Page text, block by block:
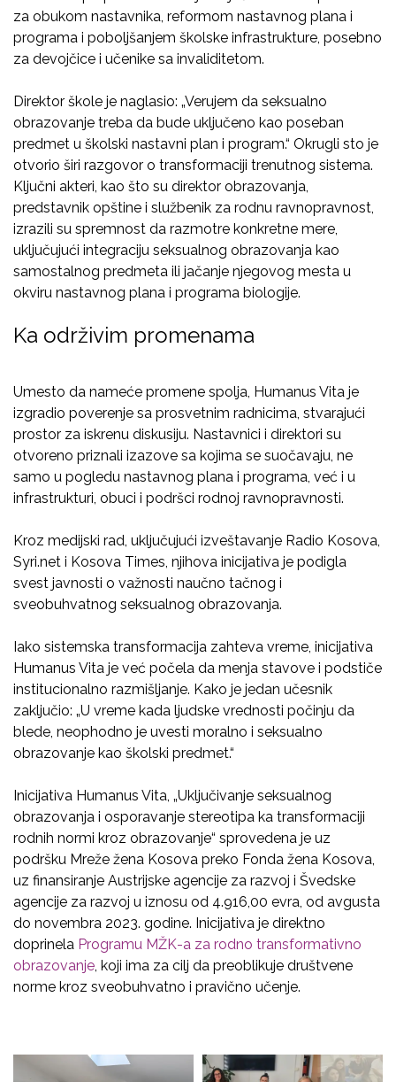
za obukom nastavnika, reformom nastavnog plana i
programa i poboljšanjem školske infrastrukture, posebno
za devojčice i učenike sa invaliditetom.
Direktor škole je naglasio: „Verujem da seksualno
obrazovanje treba da bude uključeno kao poseban
predmet u školski nastavni plan i program.“ Okrugli sto je
otvorio širi razgovor o transformaciji trenutnog sistema.
Ključni akteri, kao što su direktor obrazovanja,
predstavnik opštine i službenik za rodnu ravnopravnost,
izrazili su spremnost da razmotre konkretne mere,
uključujući integraciju seksualnog obrazovanja kao
samostalnog predmeta ili jačanje njegovog mesta u
okviru nastavnog plana i programa biologije.
Ka održivim promenama
Umesto da nameće promene spolja, Humanus Vita je
izgradio poverenje sa prosvetnim radnicima, stvarajući
prostor za iskrenu diskusiju. Nastavnici i direktori su
otvoreno priznali izazove sa kojima se suočavaju, ne
samo u pogledu nastavnog plana i programa, već i u
infrastrukturi, obuci i podršci rodnoj ravnopravnosti.
Kroz medijski rad, uključujući izveštavanje Radio Kosova,
Syri.net i Kosova Times, njihova inicijativa je podigla
svest javnosti o važnosti naučno tačnog i
sveobuhvatnog seksualnog obrazovanja.
Iako sistemska transformacija zahteva vreme, inicijativa
Humanus Vita je već počela da menja stavove i podstiče
institucionalno razmišljanje. Kako je jedan učesnik
zaključio: „U vreme kada ljudske vrednosti počinju da
blede, neophodno je uvesti moralno i seksualno
obrazovanje kao školski predmet.“
Inicijativa Humanus Vita, „Uključivanje seksualnog
obrazovanja i osporavanje stereotipa ka transformaciji
rodnih normi kroz obrazovanje“ sprovedena je uz
podršku Mreže žena Kosova preko Fonda žena Kosova,
uz finansiranje Austrijske agencije za razvoj i Švedske
agencije za razvoj u iznosu od 4.916,00 evra, od avgusta
do novembra 2023. godine. Inicijativa je direktno
doprinela Programu MŽK-a za rodno transformativno
obrazovanje, koji ima za cilj da preoblikuje društvene
norme kroz sveobuhvatno i pravično učenje.